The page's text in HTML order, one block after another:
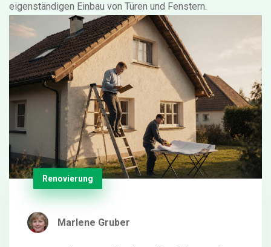
eigenständigen Einbau von Türen und Fenstern.
Renovierung
Marlene Gruber